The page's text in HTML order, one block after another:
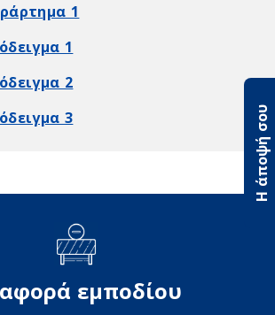
Η άποψή σου
1
1
2
3
εμποδίου